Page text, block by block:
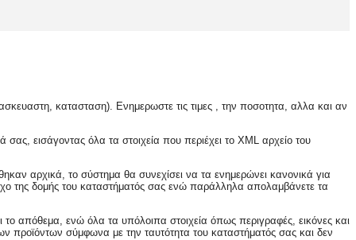
κατασταση). Ενημερωστε τις τιμες , την ποσοτητα, αλλα και αν
εισάγοντας όλα τα στοιχεία που περιέχει το XML αρχείο του
αρχικά, το σύστημα θα συνεχίσει να τα ενημερώνει κανονικά για
της δομής του καταστήματός σας ενώ παράλληλα απολαμβάνετε τα
το απόθεμα, ενώ όλα τα υπόλοιπα στοιχεία όπως περιγραφές, εικόνες και
προϊόντων σύμφωνα με την ταυτότητα του καταστήματός σας και δεν